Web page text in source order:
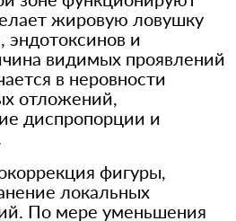
жировую ловушку
и
видимых проявлений
в неровности
отложений,
диспропорции и
фигуры,
локальных
По мере уменьшения